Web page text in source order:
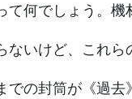
て何でしょう。
ないけど、これ
での封筒が《過